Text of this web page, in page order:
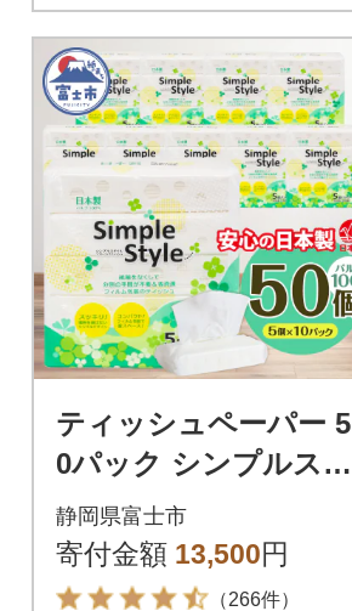
ティッシュペーパー 5
0パック シンプルス
タイル ソフトパック
ティッシュ 日用品 人
気
静岡県富士市
寄付金額 13,500円
（266件）